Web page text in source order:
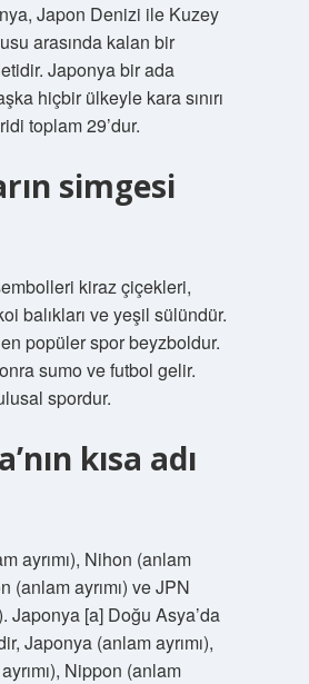
Japon Denizi ile Kuzey
arasında kalan bir
Japonya bir ada
hiçbir ülkeyle kara sınırı
toplam 29’dur.
simgesi
kiraz çiçekleri,
balıkları ve yeşil sülündür.
popüler spor beyzboldur.
sumo ve futbol gelir.
spordur.
kısa adı
ayrımı), Nihon (anlam
(anlam ayrımı) ve JPN
Japonya [a] Doğu Asya’da
Japonya (anlam ayrımı),
Nippon (anlam